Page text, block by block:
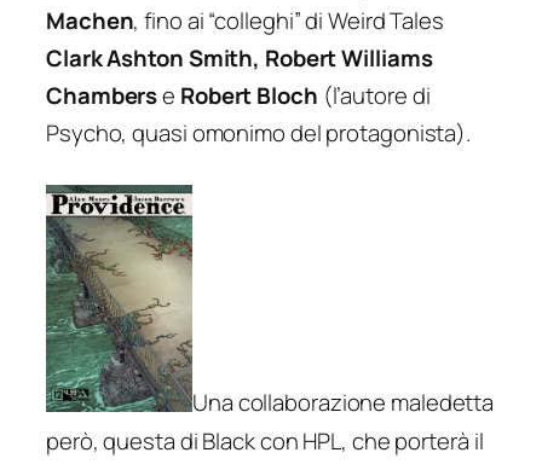
Machen, fino ai “colleghi” diWeird Tales
Clark Ashton Smith, Robert Williams
Chamberse Robert Bloch (l’autore di
Psycho, quasi omonimo del protagonista).
Una collaborazione maledetta
però, questa di Black con HPL, che porterà il